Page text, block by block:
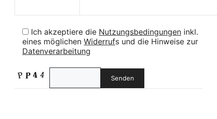
Ich akzeptiere die Nutzungsbedingungen inkl.
eines möglichen Widerrufs und die Hinweise zur
Datenverarbeitung